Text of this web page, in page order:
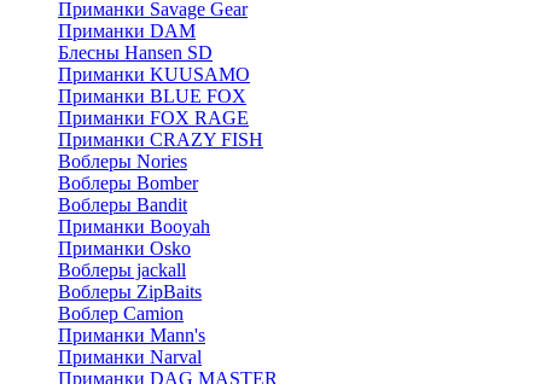
Приманки Savage Gear
Приманки DAM
Блесны Hansen SD
Приманки KUUSAMO
Приманки BLUE FOX
Приманки FOX RAGE
Приманки CRAZY FISH
Воблеры Nories
Воблеры Bomber
Воблеры Bandit
Приманки Booyah
Приманки Osko
Воблеры jackall
Воблеры ZipBaits
Воблер Camion
Приманки Mann's
Приманки Narval
Приманки DAG MASTER